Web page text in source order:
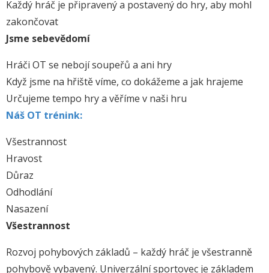
Každý hráč je připravený a postavený do hry, aby mohl
zakončovat
Jsme sebevědomí
Hráči OT se nebojí soupeřů a ani hry
Když jsme na hřiště víme, co dokážeme a jak hrajeme
Určujeme tempo hry a věříme v naši hru
Náš OT trénink:
Všestrannost
Hravost
Důraz
Odhodlání
Nasazení
Všestrannost
Rozvoj pohybových základů – každý hráč je všestranně
pohybově vybavený. Univerzální sportovec je základem